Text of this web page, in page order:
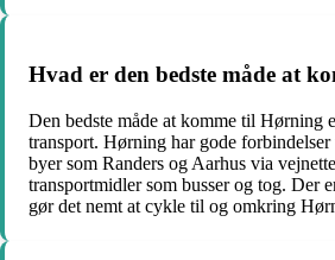
Hvad er den bedste måde at
Den bedste måde at komme til Hørning
transport. Hørning har gode
byer som Randers og Aarhus via
transportmidler som busser og tog. Der
gør det nemt at cykle til og omkring